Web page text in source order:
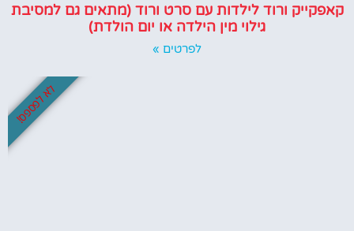
קאפקייק ורוד לילדות עם סרט ורוד (מתאים גם למסיבת
גילוי מין הילדה או יום הולדת)
לפרטים »
לא לפספס!